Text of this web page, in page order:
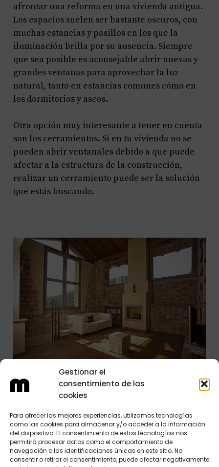
Gestionar el
consentimiento de las
cookies
Para ofrecer las mejores experiencias, utilizamos tecnologías
como las cookies para almacenar y/o acceder a la información
del dispositivo. El consentimiento de estas tecnologías nos
permitirá procesar datos como el comportamiento de
navegación o las identificaciones únicas en este sitio. No
consentir o retirar el consentimiento, puede afectar negativamente
afrontar una reforma en una vivienda antigua.
Los espacios suelen ser bastante oscuros, con
muchas estancias y pasillos en los que la
iluminación brilla por su ausencia. Siempre
que sea posible es aconsejable abrir nuevas y
grandes ventanas para aprovechar la luz
natural, tanto en estancias comunes cómo en
los dormitorios y aseos.
Otra opción muy interesante a tener en cuenta
son los cerramientos. Si en tu vivienda no se
pueden abrir ventanales debido a que puede
afectar a la estructura de la construcción,
realizar un cerramiento puede ser la solución
que estás buscando.